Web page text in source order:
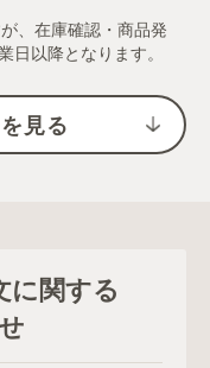
、在庫確認・商品発
日以降となります。
見る
に関する